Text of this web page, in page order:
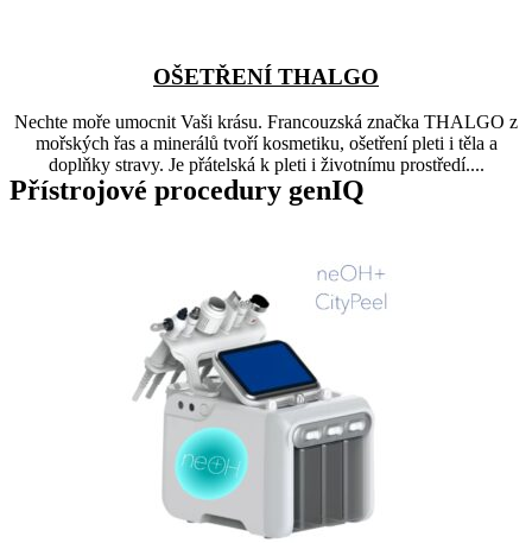
OŠETŘENÍ THALGO
Nechte moře umocnit Vaši krásu. Francouzská značka THALGO z
mořských řas a minerálů tvoří kosmetiku, ošetření pleti i těla a
doplňky stravy. Je přátelská k pleti i životnímu prostředí....
Přístrojové procedury genIQ